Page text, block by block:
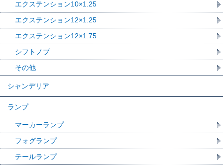
エクステンション10×1.25
エクステンション12×1.25
エクステンション12×1.75
シフトノブ
その他
シャンデリア
ランプ
マーカーランプ
フォグランプ
テールランプ